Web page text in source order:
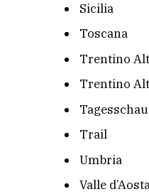
Sicilia
Toscana
Trentino
Trentino
Tagesschau
Trail
Umbria
Valle